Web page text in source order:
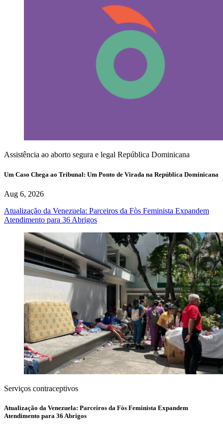
Assistência ao aborto segura e legal República Dominicana
Um Caso Chega ao Tribunal: Um Ponto de Virada na República Dominicana
Aug 6, 2026
Atualização da Venezuela: Parceiros da Fòs Feminista Expandem
Atendimento para 36 Abrigos
Serviços contraceptivos
Atualização da Venezuela: Parceiros da Fòs Feminista Expandem
Atendimento para 36 Abrigos